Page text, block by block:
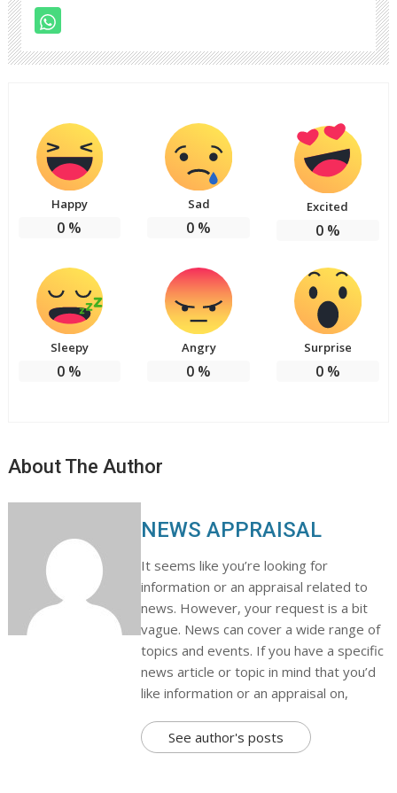
Happy
0 %
Sad
0 %
Excited
0%
Sleepy
0 %
Angry
0 %
Surprise
0%
About The Author
NEWS APPRAISAL
It seems like you’re looking for
information or an appraisal related to
news. However, your request is a bit
vague. News can cover a wide range of
topics and events. If you have a specific
news article or topic in mind that you’d
like information or an appraisal on,
See author's posts